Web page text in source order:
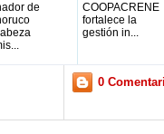
de
COOPACRENE
fortalece la
gestión in...
0